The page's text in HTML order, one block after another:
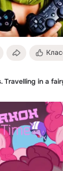
Travelling in a